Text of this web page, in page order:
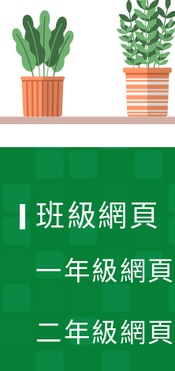
班級網頁
一年級網頁
二年級網頁